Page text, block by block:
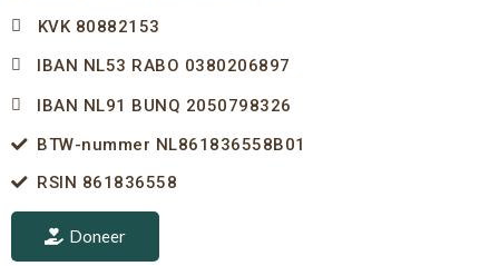
KVK 80882153
IBAN NL53 RABO 0380206897
IBAN NL91 BUNQ 2050798326
BTW-nummer NL861836558B01
RSIN 861836558
Doneer